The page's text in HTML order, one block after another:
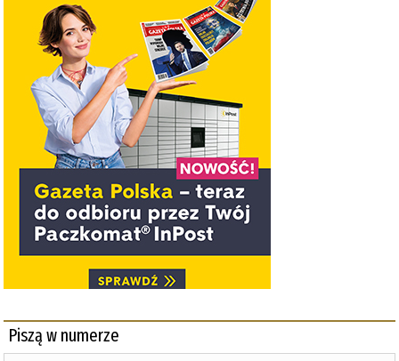
Piszą w numerze